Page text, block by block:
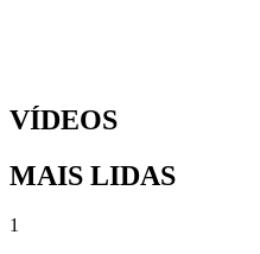
VÍDEOS
MAIS LIDAS
1